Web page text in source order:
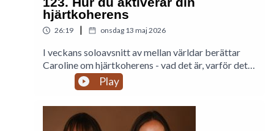
hjärtkoherens
26:19 | onsdag 13 maj 2026
I veckans soloavsnitt av mellan världar berättar
Caroline om hjärtkoherens - vad det är, varför det
är viktigt och vilka fördelar hjärtkoherens har. Hon
berör även hjärtats intelligens och exempel på
situationer där hjärtkoherens kan hjälpa och
förslag på en minipraktik.Hör systrarna Madelene
Play